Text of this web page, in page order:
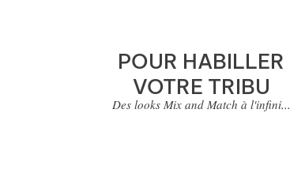
POUR HABILLER
VOTRE TRIBU
Des looks Mix and Match à l'infini...